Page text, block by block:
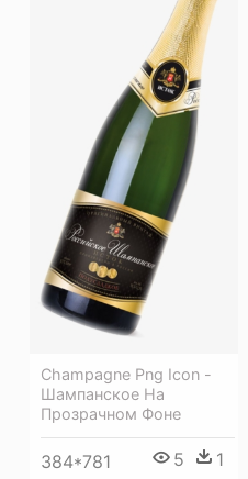
Champagne Png Icon -
Шампанское На
Прозрачном Фоне
384*781 5 1